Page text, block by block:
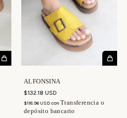
ALFONSINA
$132.18 USD
$118.96 USD con Transferencia o
depósito bancario